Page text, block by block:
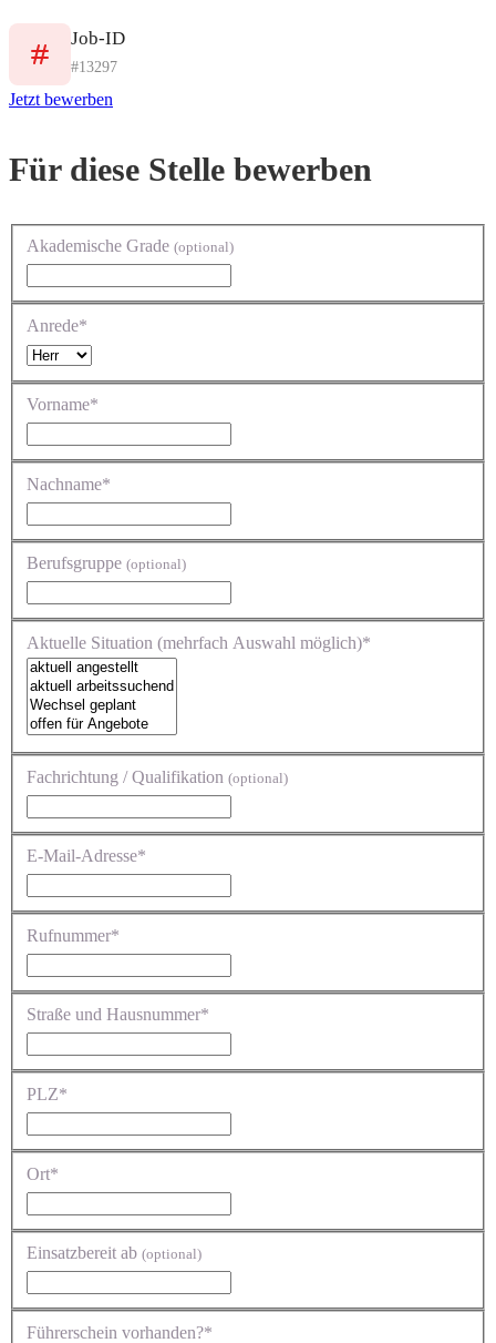
Job-ID
#13297
Jetzt bewerben
Für diese Stelle bewerben
Akademische Grade (optional)
Anrede*
Vorname*
Nachname*
Berufsgruppe (optional)
Aktuelle Situation (mehrfach Auswahl möglich)*
Fachrichtung / Qualifikation (optional)
E-Mail-Adresse*
Rufnummer*
Straße und Hausnummer*
PLZ*
Ort*
Einsatzbereit ab (optional)
Führerschein vorhanden?*